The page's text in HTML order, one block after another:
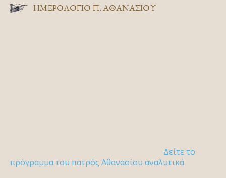
ΗΜΕΡΟΛΟΓΙΟ Π. ΑΘΑΝΑΣΙΟΥ
Δείτε το
πρόγραμμα του πατρός Αθανασίου αναλυτικά